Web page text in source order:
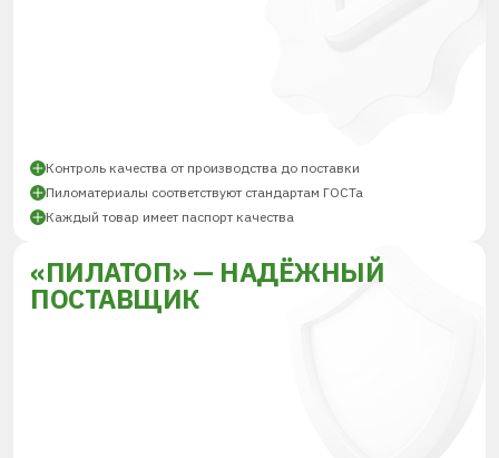
Контроль качества от производства до поставки
Пиломатериалы соответствуют стандартам ГОСТа
Каждый товар имеет паспорт качества
«ПИЛАТОП» — НАДЁЖНЫЙ
ПОСТАВЩИК